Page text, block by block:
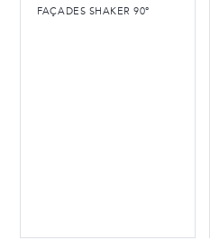
FAÇADES SHAKER 90°